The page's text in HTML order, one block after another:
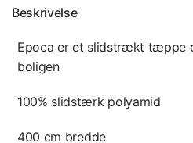
Beskrivelse
Epoca er et slidstrækt tæppe
boligen
100% slidstærk polyamid
400 cm bredde